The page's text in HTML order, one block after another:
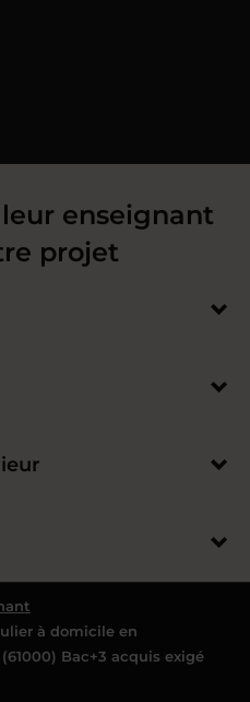
enseignant
projet
à domicile en
Bac+3 acquis exigé